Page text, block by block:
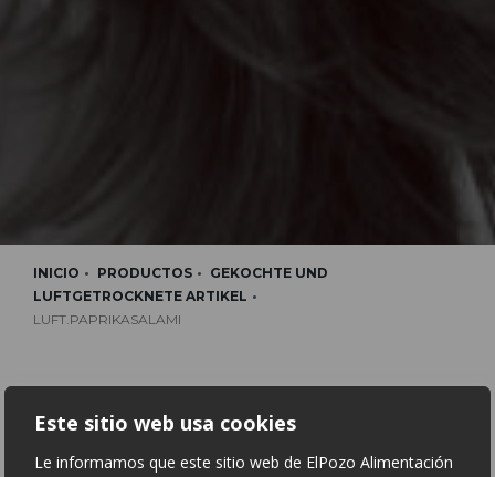
Este sitio web usa cookies
Le informamos que este sitio web de ElPozo Alimentación
INICIO PRODUCTOS
GEKOCHTE UND
LUFTGETROCKNETE ARTIKEL
LUFT.PAPRIKASALAMI